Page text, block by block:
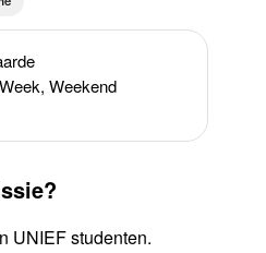
Weekend
UNIEF studenten.